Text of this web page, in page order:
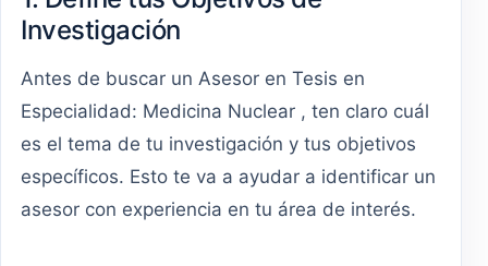
Investigación
Antes de buscar un Asesor en Tesis en
Especialidad: Medicina Nuclear , ten claro cuál
es el tema de tu investigación y tus objetivos
específicos. Esto te va a ayudar a identificar un
asesor con experiencia en tu área de interés.